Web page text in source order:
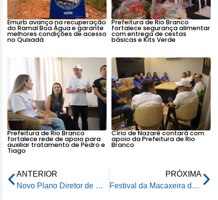
Emurb avança na recuperação
do Ramal Boa Água e garante
melhores condições de acesso
no Quixadá
Prefeitura de Rio Branco
fortalece segurança alimentar
com entrega de cestas
básicas e Kits Verde
Prefeitura de Rio Branco
fortalece rede de apoio para
auxiliar tratamento de Pedro e
Tiago
Círio de Nazaré contará com
apoio da Prefeitura de Rio
Branco
ANTERIOR
Novo Plano Diretor de Rio Branco é entregue à Câmara de Vereadores para aprovação
PRÓXIMA
Festival da Macaxeira de Rio Branco promete atrair grande público para o concurso da mandioca